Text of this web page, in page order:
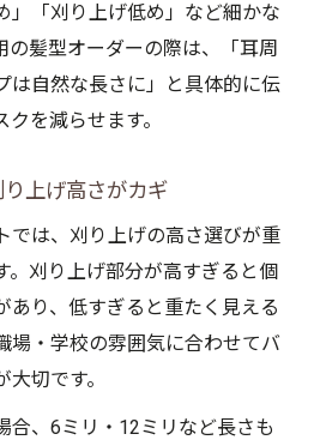
」「刈り上げ低め」など細かな
の髪型オーダーの際は、「耳周
は自然な長さに」と具体的に伝
を減らせます。
上げ高さがカギ
では、刈り上げの高さ選びが重
。刈り上げ部分が高すぎると個
あり、低すぎると重たく見える
場・学校の雰囲気に合わせてバ
切です。
合、6ミリ・12ミリなど長さも